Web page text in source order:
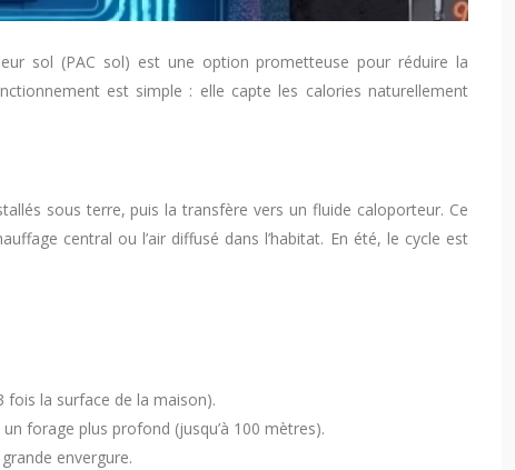
sol (PAC sol) est une option prometteuse pour réduire la
est simple : elle capte les calories naturellement
sous terre, puis la transfère vers un fluide caloporteur. Ce
central ou l’air diffusé dans l’habitat. En été, le cycle est
la surface de la maison).
forage plus profond (jusqu’à 100 mètres).
envergure.